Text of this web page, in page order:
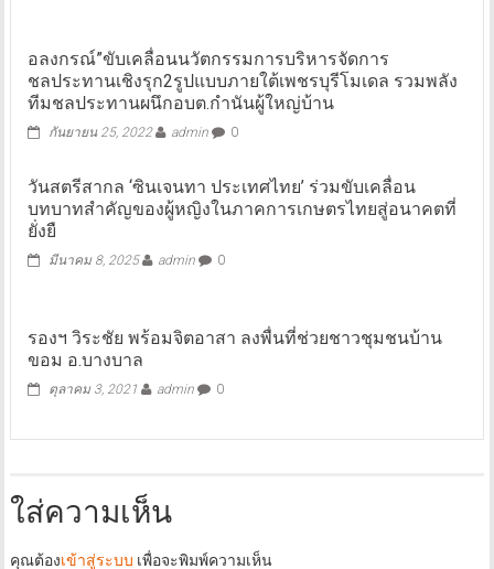
อลงกรณ์”ขับเคลื่อนนวัตกรรมการบริหารจัดการ
ชลประทานเชิงรุก2รูปแบบภายใต้เพชรบุรีโมเดล รวมพลัง
ทีมชลประทานผนึกอบต.กำนันผู้ใหญ่บ้าน
กันยายน 25, 2022 admin 0
วันสตรีสากล ‘ซินเจนทา ประเทศไทย’ ร่วมขับเคลื่อน
บทบาทสำคัญของผู้หญิงในภาคการเกษตรไทยสู่อนาคตที่
ยั่งยื
มีนาคม 8, 2025 admin 0
รองฯ วิระชัย พร้อมจิตอาสา ลงพื่นที่ช่วยชาวชุมชนบ้าน
ขอม อ.บางบาล
ตุลาคม 3, 2021 admin 0
ใส่ความเห็น
คุณต้องเข้าสู่ระบบ เพื่อจะพิมพ์ความเห็น